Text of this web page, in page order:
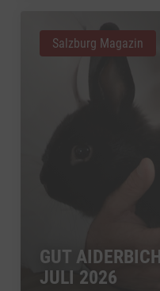
GUT
JULI 2026
Salzburg Magazin